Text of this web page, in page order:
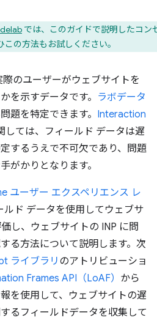
では、このガイドで説明したコン
の方法もお試しください。
際のユーザーがウェブサイトを
を示すデータです。 ラボデータ
題を特定できます。 Interaction
しては、フィールド データは遅
するうえで不可欠であり、問題
がかりとなります。
ユーザー エクスペリエンス レ
ルド データを使用してウェブサ
し、ウェブサイトの INP に問
る方法について説明します。次
ライブラリ のアトリビューショ
Frames API（LoAF） から
を使用して、ウェブサイトの遅
るフィールドデータを収集して